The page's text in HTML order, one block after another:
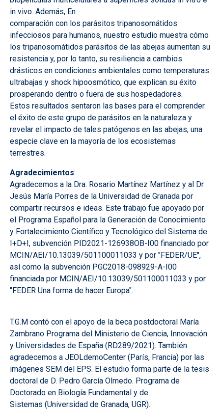
in vivo. Además, En
comparación con los parásitos tripanosomátidos
infecciosos para humanos, nuestro estudio muestra cómo
los tripanosomátidos parásitos de las abejas aumentan su
resistencia y, por lo tanto, su resiliencia a cambios
drásticos en condiciones ambientales como temperaturas
ultrabajas y shock hipoosmótico, que explican su éxito
prosperando dentro o fuera de sus hospedadores.
Estos resultados sentaron las bases para el comprender
el éxito de este grupo de parásitos en la naturaleza y
revelar el impacto de tales patógenos en las abejas, una
especie clave en la mayoría de los ecosistemas
terrestres.
Agradecimientos:
Agradecemos a la Dra. Rosario Martínez Martínez y al Dr.
Jesús María Porres de la Universidad de Granada por
compartir recursos e ideas. Este trabajo fue apoyado por
el Programa Español para la Generación de Conocimiento
y Fortalecimiento Científico y Tecnológico del Sistema de
I+D+I, subvención PID2021-126938OB-I00 financiado por
MCIN/AEI/10.13039/501100011033 y por "FEDER/UE",
así como la subvención PGC2018-098929-A-I00
financiada por MCIN/AEI/10.13039/501100011033 y por
"FEDER Una forma de hacer Europa".
T.G.M contó con el apoyo de la beca postdoctoral María
Zambrano Programa del Ministerio de Ciencia, Innovación
y Universidades de España (RD289/2021). También
agradecemos a JEOLdemoCenter (París, Francia) por las
imágenes SEM del EPS. El estudio forma parte de la tesis
doctoral de D. Pedro García Olmedo. Programa de
Doctorado en Biología Fundamental y de
Sistemas (Universidad de Granada, UGR).